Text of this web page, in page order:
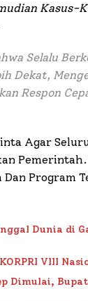
Kasus-
Selalu
Dekat,
Respon
Agar
Program
Dunia di
VIII
Dimulai,